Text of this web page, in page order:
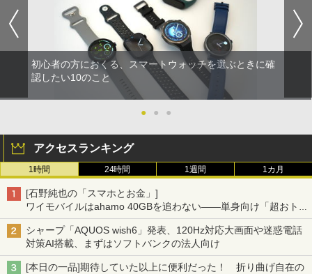
初心者の方におくる、スマートウォッチを選ぶときに確
認したい10のこと
● ● ●
アクセスランキング
1時間 24時間 1週間 1カ月
[石野純也の「スマホとお金」]
ワイモバイルはahamo 40GBを追わない――単身向け「超おトク
割」の安さと1年限定の注意点
シャープ「AQUOS wish6」発表、120Hz対応大画面や迷惑電話
対策AI搭載、まずはソフトバンクの法人向け
[本日の一品]期待していた以上に便利だった！ 折り曲げ自在の